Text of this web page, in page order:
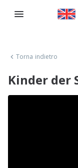
Torna indietro
Kinder der